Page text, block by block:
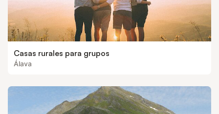
Casas rurales para grupos
Álava